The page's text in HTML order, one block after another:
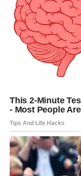
DJEVICA
Neko iz vaše blizine